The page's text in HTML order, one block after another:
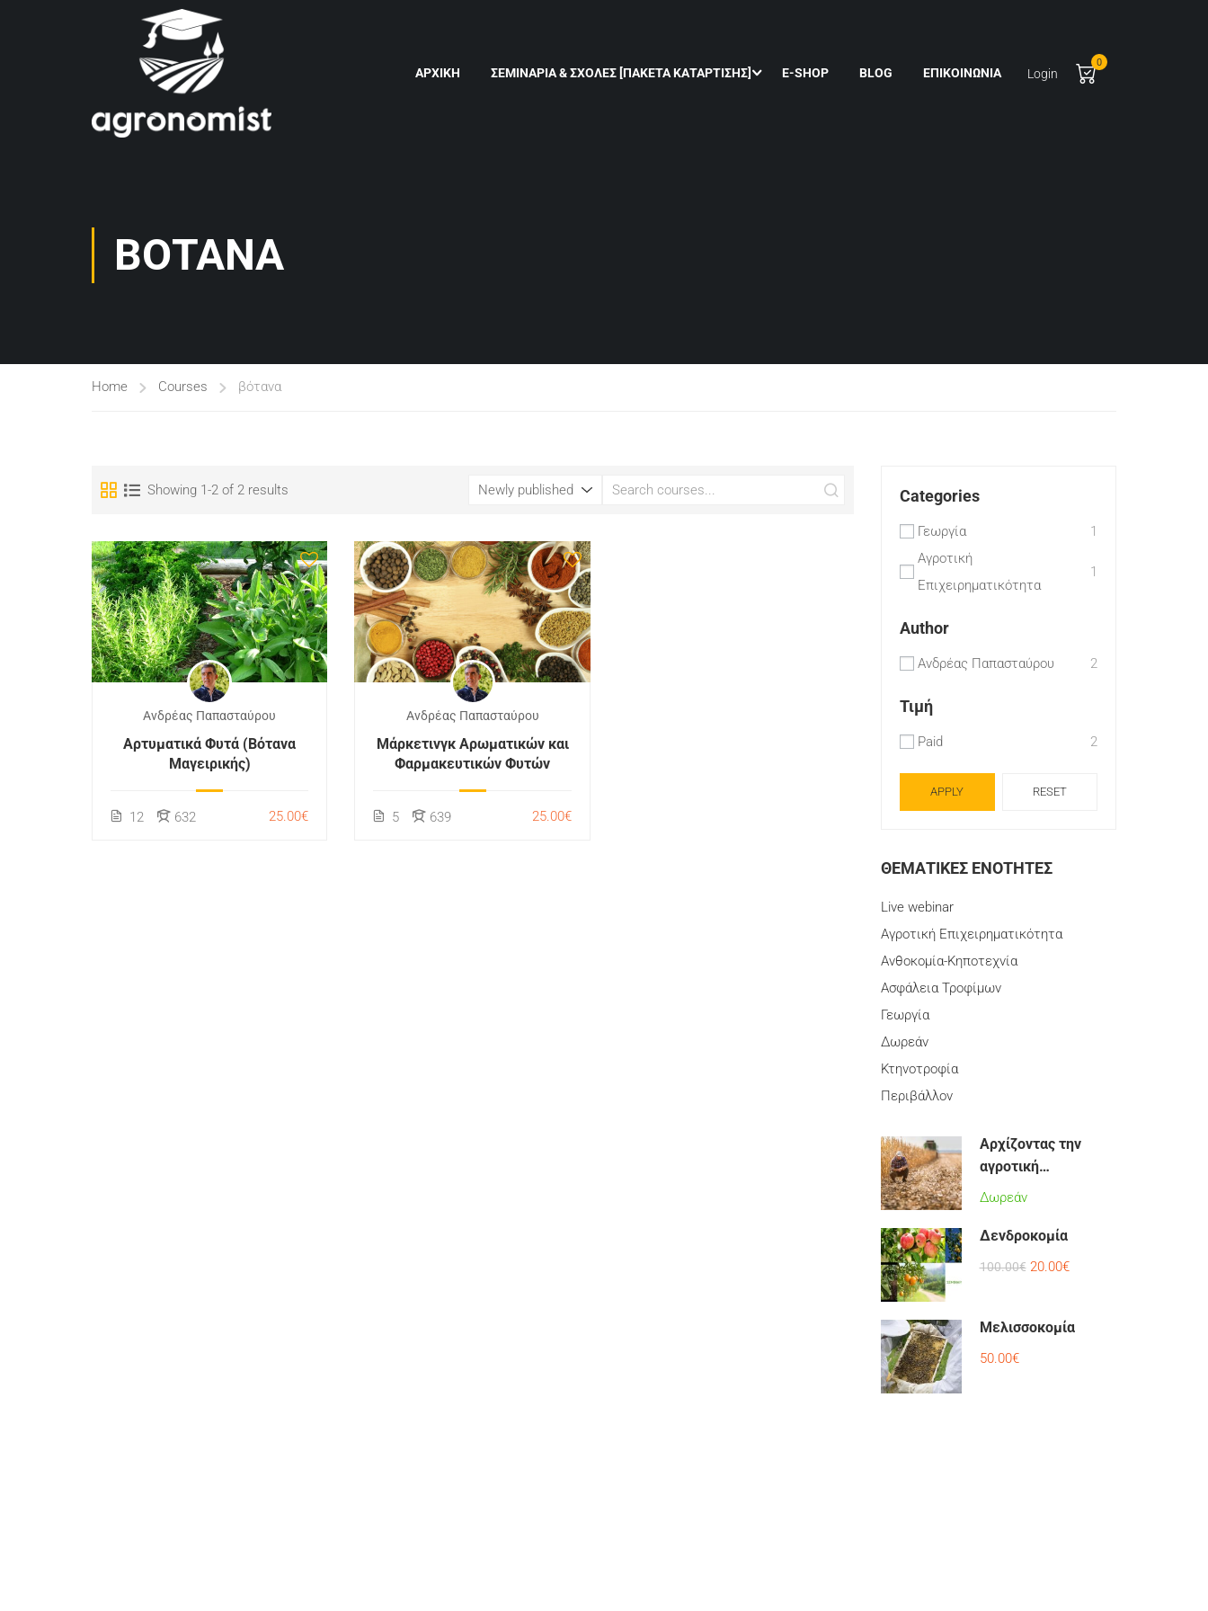
ΑΡΧΙΚΉ ΣΕΜΙΝΆΡΙΑ & ΣΧΟΛΈΣ [ΠΑΚΈΤΑ ΚΑΤΆΡΤΙΣΗΣ] E-SHOP BLOG ΕΠΙΚΟΙΝΩΝΊΑ Login
0
ΒΌΤΑΝΑ
Home Courses βότανα
Showing 1-2 of 2 results
Ανδρέας Παπασταύρου
Αρτυματικά Φυτά (Βότανα
Μαγειρικής)
12 632 25.00€
Ανδρέας Παπασταύρου
Μάρκετινγκ Αρωματικών και
Φαρμακευτικών Φυτών
5 639 25.00€
Categories
Γεωργία
1
Αγροτική
Επιχειρηματικότητα
1
Author
Ανδρέας Παπασταύρου 2
Τιμή
Paid 2
APPLY RESET
ΘΕΜΑΤΙΚΈΣ ΕΝΌΤΗΤΕΣ
Live webinar
Αγροτική Επιχειρηματικότητα
Ανθοκομία-Κηποτεχνία
Ασφάλεια Τροφίμων
Γεωργία
Δωρεάν
Κτηνοτροφία
Περιβάλλον
Αρχίζοντας την
αγροτική
δραστηριότητα
Δωρεάν
Δενδροκομία
100.00€ 20.00€
Μελισσοκομία
50.00€